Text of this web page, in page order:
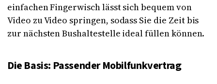
einfachen Fingerwisch lässt sich bequem von
Video zu Video springen, sodass Sie die Zeit bis
zur nächsten Bushaltestelle ideal füllen können.
Die Basis: Passender Mobilfunkvertrag